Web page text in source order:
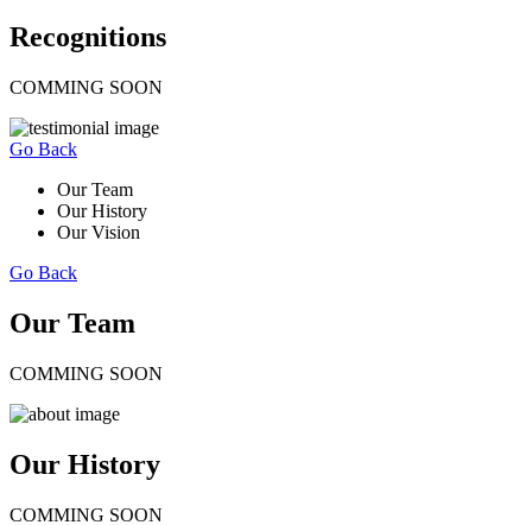
Recognitions
COMMING SOON
Go Back
Our Team
Our History
Our Vision
Go Back
Our Team
COMMING SOON
Our History
COMMING SOON